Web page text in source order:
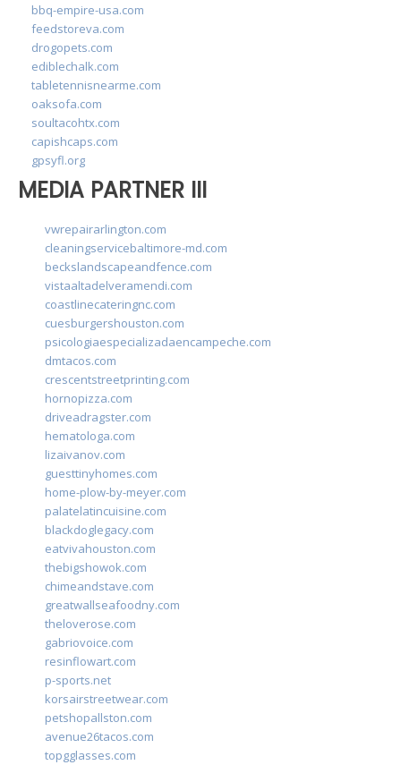
bbq-empire-usa.com
feedstoreva.com
drogopets.com
ediblechalk.com
tabletennisnearme.com
oaksofa.com
soultacohtx.com
capishcaps.com
gpsyfl.org
MEDIA PARTNER III
vwrepairarlington.com
cleaningservicebaltimore-md.com
beckslandscapeandfence.com
vistaaltadelveramendi.com
coastlinecateringnc.com
cuesburgershouston.com
psicologiaespecializadaencampeche.com
dmtacos.com
crescentstreetprinting.com
hornopizza.com
driveadragster.com
hematologa.com
lizaivanov.com
guesttinyhomes.com
home-plow-by-meyer.com
palatelatincuisine.com
blackdoglegacy.com
eatvivahouston.com
thebigshowok.com
chimeandstave.com
greatwallseafoodny.com
theloverose.com
gabriovoice.com
resinflowart.com
p-sports.net
korsairstreetwear.com
petshopallston.com
avenue26tacos.com
topgglasses.com